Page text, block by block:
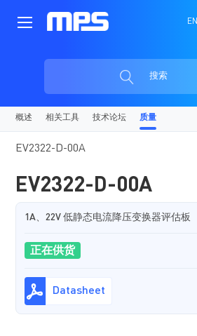
EN
搜索
概述 相关工具 技术论坛 质量
EV2322-D-00A
EV2322-D-00A
1A、22V 低静态电流降压变换器评估板
正在供货
Datasheet